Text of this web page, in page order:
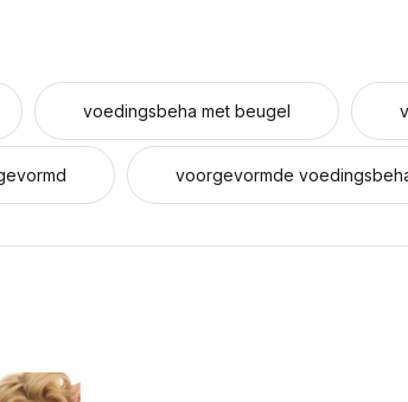
voedingsbeha met beugel
voorgevormde